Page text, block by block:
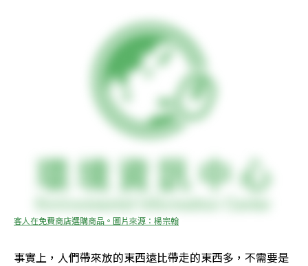
客人在免費商店選購商品。圖片來源：楊宗翰
事實上，人們帶來放的東西遠比帶走的東西多，不需要是